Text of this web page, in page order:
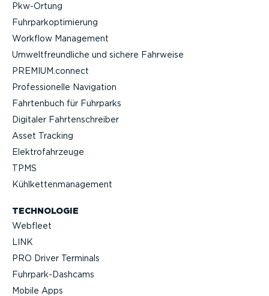
Pkw-Ortung
Fuhrpar­k­op­ti­mierung
Workflow Management
Umwelt­freund­liche und sichere Fahrweise
PREMIUM.connect
Profes­sio­nelle Navigation
Fahrtenbuch für Fuhrparks
Digitaler Fahrten­schreiber
Asset Tracking
Elektro­fahr­zeuge
TPMS
Kühlket­ten­ma­nagement
TECHNOLOGIE
Webfleet
LINK
PRO Driver Terminals
Fuhrpar­k-Da­shcams
Mobile Apps